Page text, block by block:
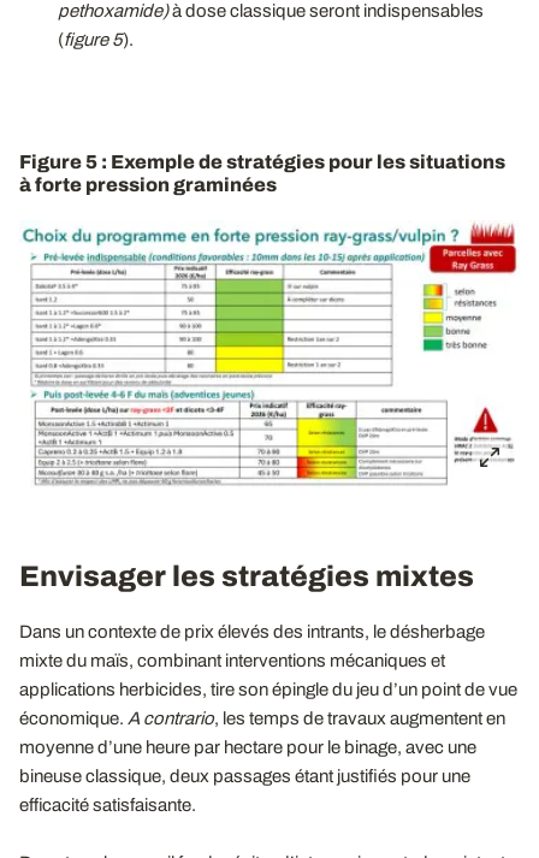
pethoxamide)à dose classique seront indispensables
(figure 5).
Figure 5 : Exemple de stratégies pour les situations
à forte pression graminées
Envisager les stratégies mixtes
Dans un contexte de prix élevés des intrants, le désherbage
mixte du maïs, combinant interventions mécaniques et
applications herbicides, tire son épingle du jeu d’un point de vue
économique. A contrario, les temps de travaux augmentent en
moyenne d’une heure par hectare pour le binage, avec une
bineuse classique, deux passages étant justifiés pour une
efficacité satisfaisante.